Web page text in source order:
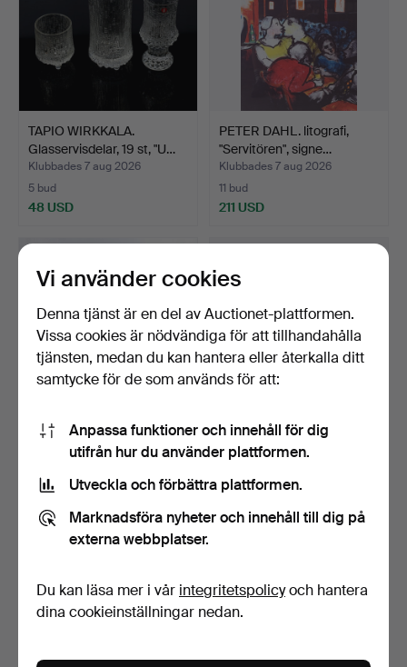
TAPIO WIRKKALA.
Glasservisdelar, 19 st, "U…
Klubbades 7 aug 2026
5 bud
48 USD
PETER DAHL. litografi,
"Servitören", signe…
Klubbades 7 aug 2026
11 bud
211 USD
PHILIPPE STARCK.
golvlampa med bord,
14 bud
211 USD
FRITZ SVEDRIN. Olja på
pannå, komposition,…
11 bud
74 USD
Vi använder cookies
Denna tjänst är en del av Auctionet-plattformen.
Vissa cookies är nödvändiga för att tillhandahålla
tjänsten, medan du kan hantera eller återkalla ditt
samtycke för de som används för att:
Anpassa funktioner och innehåll för dig
utifrån hur du använder plattformen.
Utveckla och förbättra plattformen.
Marknadsföra nyheter och innehåll till dig på
externa webbplatser.
Du kan läsa mer i vår integritetspolicyoch hantera
dina cookieinställningar nedan.